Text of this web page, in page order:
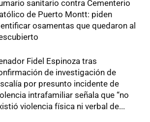
sanitario contra Cementerio
de Puerto Montt: piden
osamentas que quedaron al
Fidel Espinoza tras
de investigación de
por presunto incidente de
intrafamiliar señala que “no
violencia física ni verbal de...